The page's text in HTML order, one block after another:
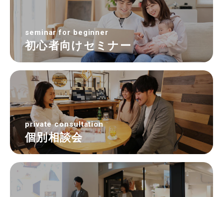
seminar for beginner
初心者向けセミナー
private consultation
個別相談会